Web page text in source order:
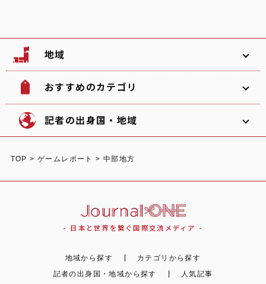
地域
韓国 北海道
中国
おすすめのカテゴリ
自然 イベント
記者の出身国・地域
ガーナ/日本
TOP > ゲームレポート > 中部地方
- 日本と世界を繋ぐ国際交流メディア -
地域から探す
カテゴリから探す
記者の出身国・地域から探す
人気記事